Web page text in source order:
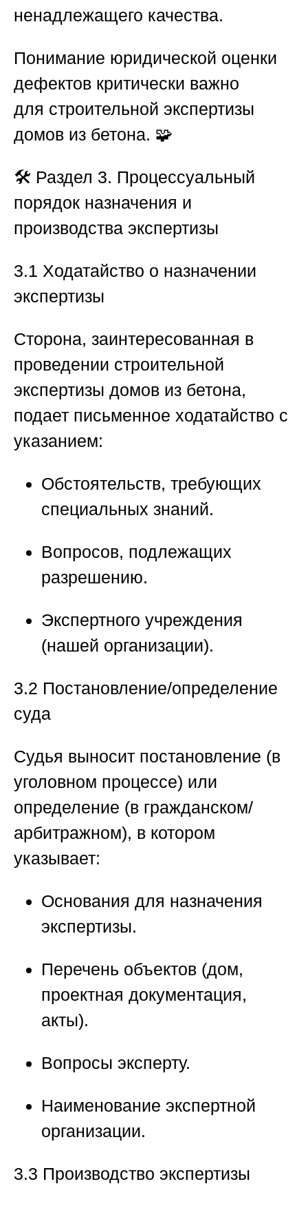
ненадлежащего качества.
Понимание юридической оценки
дефектов критически важно
для строительной экспертизы
домов из бетона. 🧩
🛠️ Раздел 3. Процессуальный
порядок назначения и
производства экспертизы
3.1 Ходатайство о назначении
экспертизы
Сторона, заинтересованная в
проведении строительной
экспертизы домов из бетона,
подает письменное ходатайство с
указанием:
Обстоятельств, требующих
специальных знаний.
Вопросов, подлежащих
разрешению.
Экспертного учреждения
(нашей организации).
3.2 Постановление/определение
суда
Судья выносит постановление (в
уголовном процессе) или
определение (в гражданском/
арбитражном), в котором
указывает:
Основания для назначения
экспертизы.
Перечень объектов (дом,
проектная документация,
акты).
Вопросы эксперту.
Наименование экспертной
организации.
3.3 Производство экспертизы